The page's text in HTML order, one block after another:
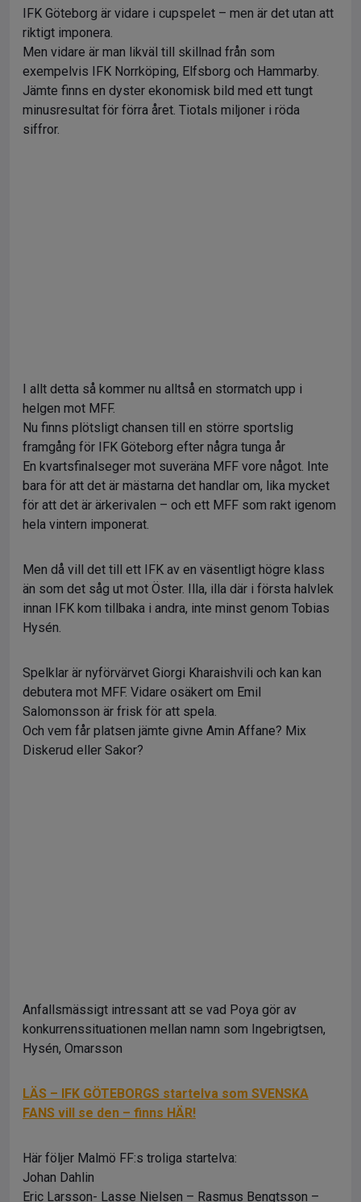
IFK Göteborg är vidare i cupspelet – men är det utan att
riktigt imponera.
Men vidare är man likväl till skillnad från som
exempelvis IFK Norrköping, Elfsborg och Hammarby.
Jämte finns en dyster ekonomisk bild med ett tungt
minusresultat för förra året. Tiotals miljoner i röda
siffror.
I allt detta så kommer nu alltså en stormatch upp i
helgen mot MFF.
Nu finns plötsligt chansen till en större sportslig
framgång för IFK Göteborg efter några tunga år
En kvartsfinalseger mot suveräna MFF vore något. Inte
bara för att det är mästarna det handlar om, lika mycket
för att det är ärkerivalen – och ett MFF som rakt igenom
hela vintern imponerat.
Men då vill det till ett IFK av en väsentligt högre klass
än som det såg ut mot Öster. Illa, illa där i första halvlek
innan IFK kom tillbaka i andra, inte minst genom Tobias
Hysén.
Spelklar är nyförvärvet Giorgi Kharaishvili och kan kan
debutera mot MFF. Vidare osäkert om Emil
Salomonsson är frisk för att spela.
Och vem får platsen jämte givne Amin Affane? Mix
Diskerud eller Sakor?
Anfallsmässigt intressant att se vad Poya gör av
konkurrenssituationen mellan namn som Ingebrigtsen,
Hysén, Omarsson
LÄS – IFK GÖTEBORGS startelva som SVENSKA
FANS vill se den – finns HÄR!
Här följer Malmö FF:s troliga startelva:
Johan Dahlin
Eric Larsson- Lasse Nielsen – Rasmus Bengtsson –